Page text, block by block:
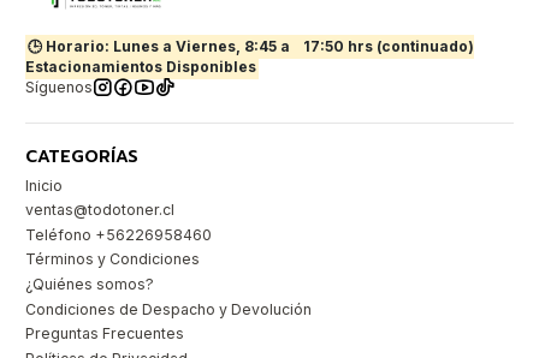
🕒 Horario: Lunes a Viernes, 8:45 a
17:50 hrs (continuado)
Estacionamientos Disponibles
Síguenos
CATEGORÍAS
Inicio
ventas@todotoner.cl
Teléfono +56226958460
Términos y Condiciones
¿Quiénes somos?
Condiciones de Despacho y Devolución
Preguntas Frecuentes